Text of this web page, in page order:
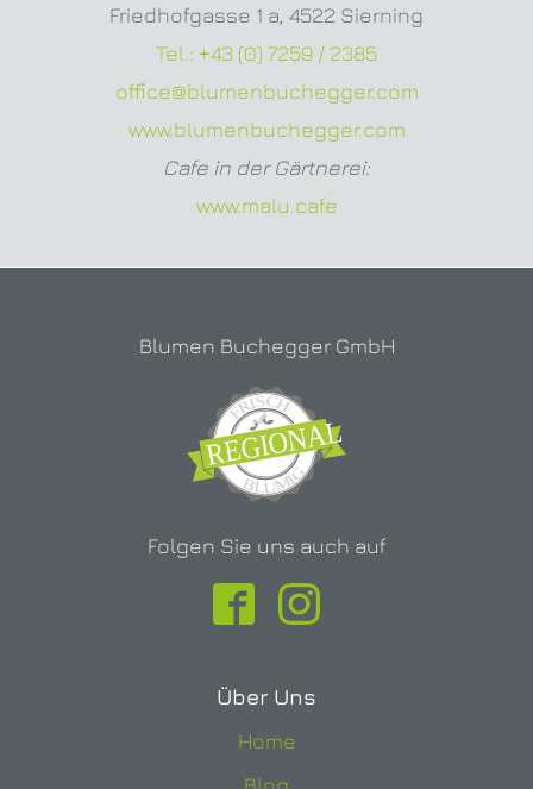
Friedhofgasse 1 a, 4522 Sierning
Tel.: +43 (0) 7259 / 2385
office@blumenbuchegger.com
www.blumenbuchegger.com
Cafe in der Gärtnerei:
www.malu.cafe
Blumen Buchegger GmbH
Folgen Sie uns auch auf
Über Uns
Home